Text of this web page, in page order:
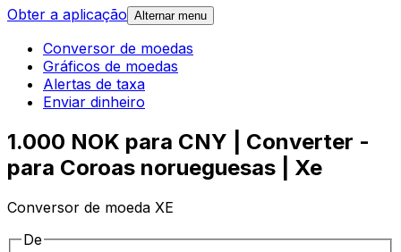
Obter a aplicação Alternar menu
Conversor de moedas
Gráficos de moedas
Alertas de taxa
Enviar dinheiro
1.000 NOK para CNY | Converter -
para Coroas norueguesas | Xe
Conversor de moeda XE
De